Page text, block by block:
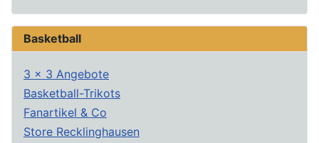
Basketball
3 x 3 Angebote
Basketball-Trikots
Fanartikel & Co
Store Recklinghausen